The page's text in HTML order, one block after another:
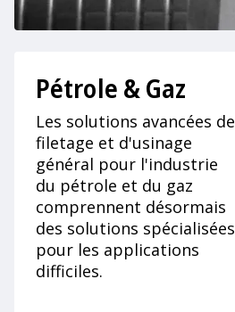
Pétrole & Gaz
Les solutions avancées de
filetage et d'usinage
général pour l'industrie
du pétrole et du gaz
comprennent désormais
des solutions spécialisées
pour les applications
difficiles.